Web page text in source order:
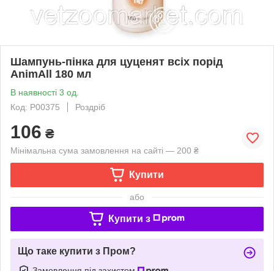
Шампунь-пінка для цуценят всіх порід
AnimAll 180 мл
В наявності 3 од.
Код: P00375
Роздріб
106 ₴
Мінімальна сума замовлення на сайті — 200 ₴
Купити
або
Купити з
Що таке купити з Пром?